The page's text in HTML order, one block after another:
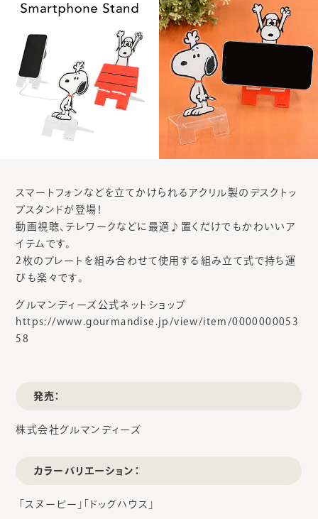
スマートフォンなどを立てかけられるアクリル製のデスクトッ
プスタンドが登場！
動画視聴、テレワークなどに最適♪置くだけでもかわいいア
イテムです。
2枚のプレートを組み合わせて使用する組み立て式で持ち運
びも楽々です。
グルマンディーズ公式ネットショップ
https://www.gourmandise.jp/view/item/0000000053
58
発売：
株式会社グルマンディーズ
カラーバリエーション：
「スヌーピー」「ドッグハウス」